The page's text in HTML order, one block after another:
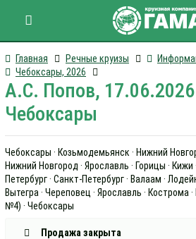
Главная Речные круизы
Чебоксары, 2026
А.С. Попов,
Чебоксары
Чебоксары · Козьмодемьянск · Нижний
Нижний Новгород · Ярославль · Горицы · Кижи
Петербург · Санкт-Петербург · Валаам ·
Вытегра · Череповец · Ярославль · Кострома
№4) · Чебоксары
Продажа закрыта